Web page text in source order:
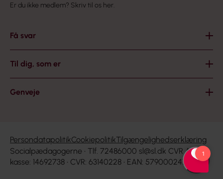
Er du ikke medlem? Skriv til os her.
Få svar
Til dig, som er
Genveje
PersondatapolitikCookiepolitikTilgængelighedserklæring
Socialpædagogerne • Tlf. 72486000 sl@sl.dk CVR A-
kasse: 14692738 • CVR: 63140228 • EAN: 5790002476273